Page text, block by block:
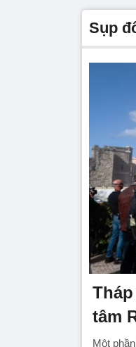
sụp
tâm
Một